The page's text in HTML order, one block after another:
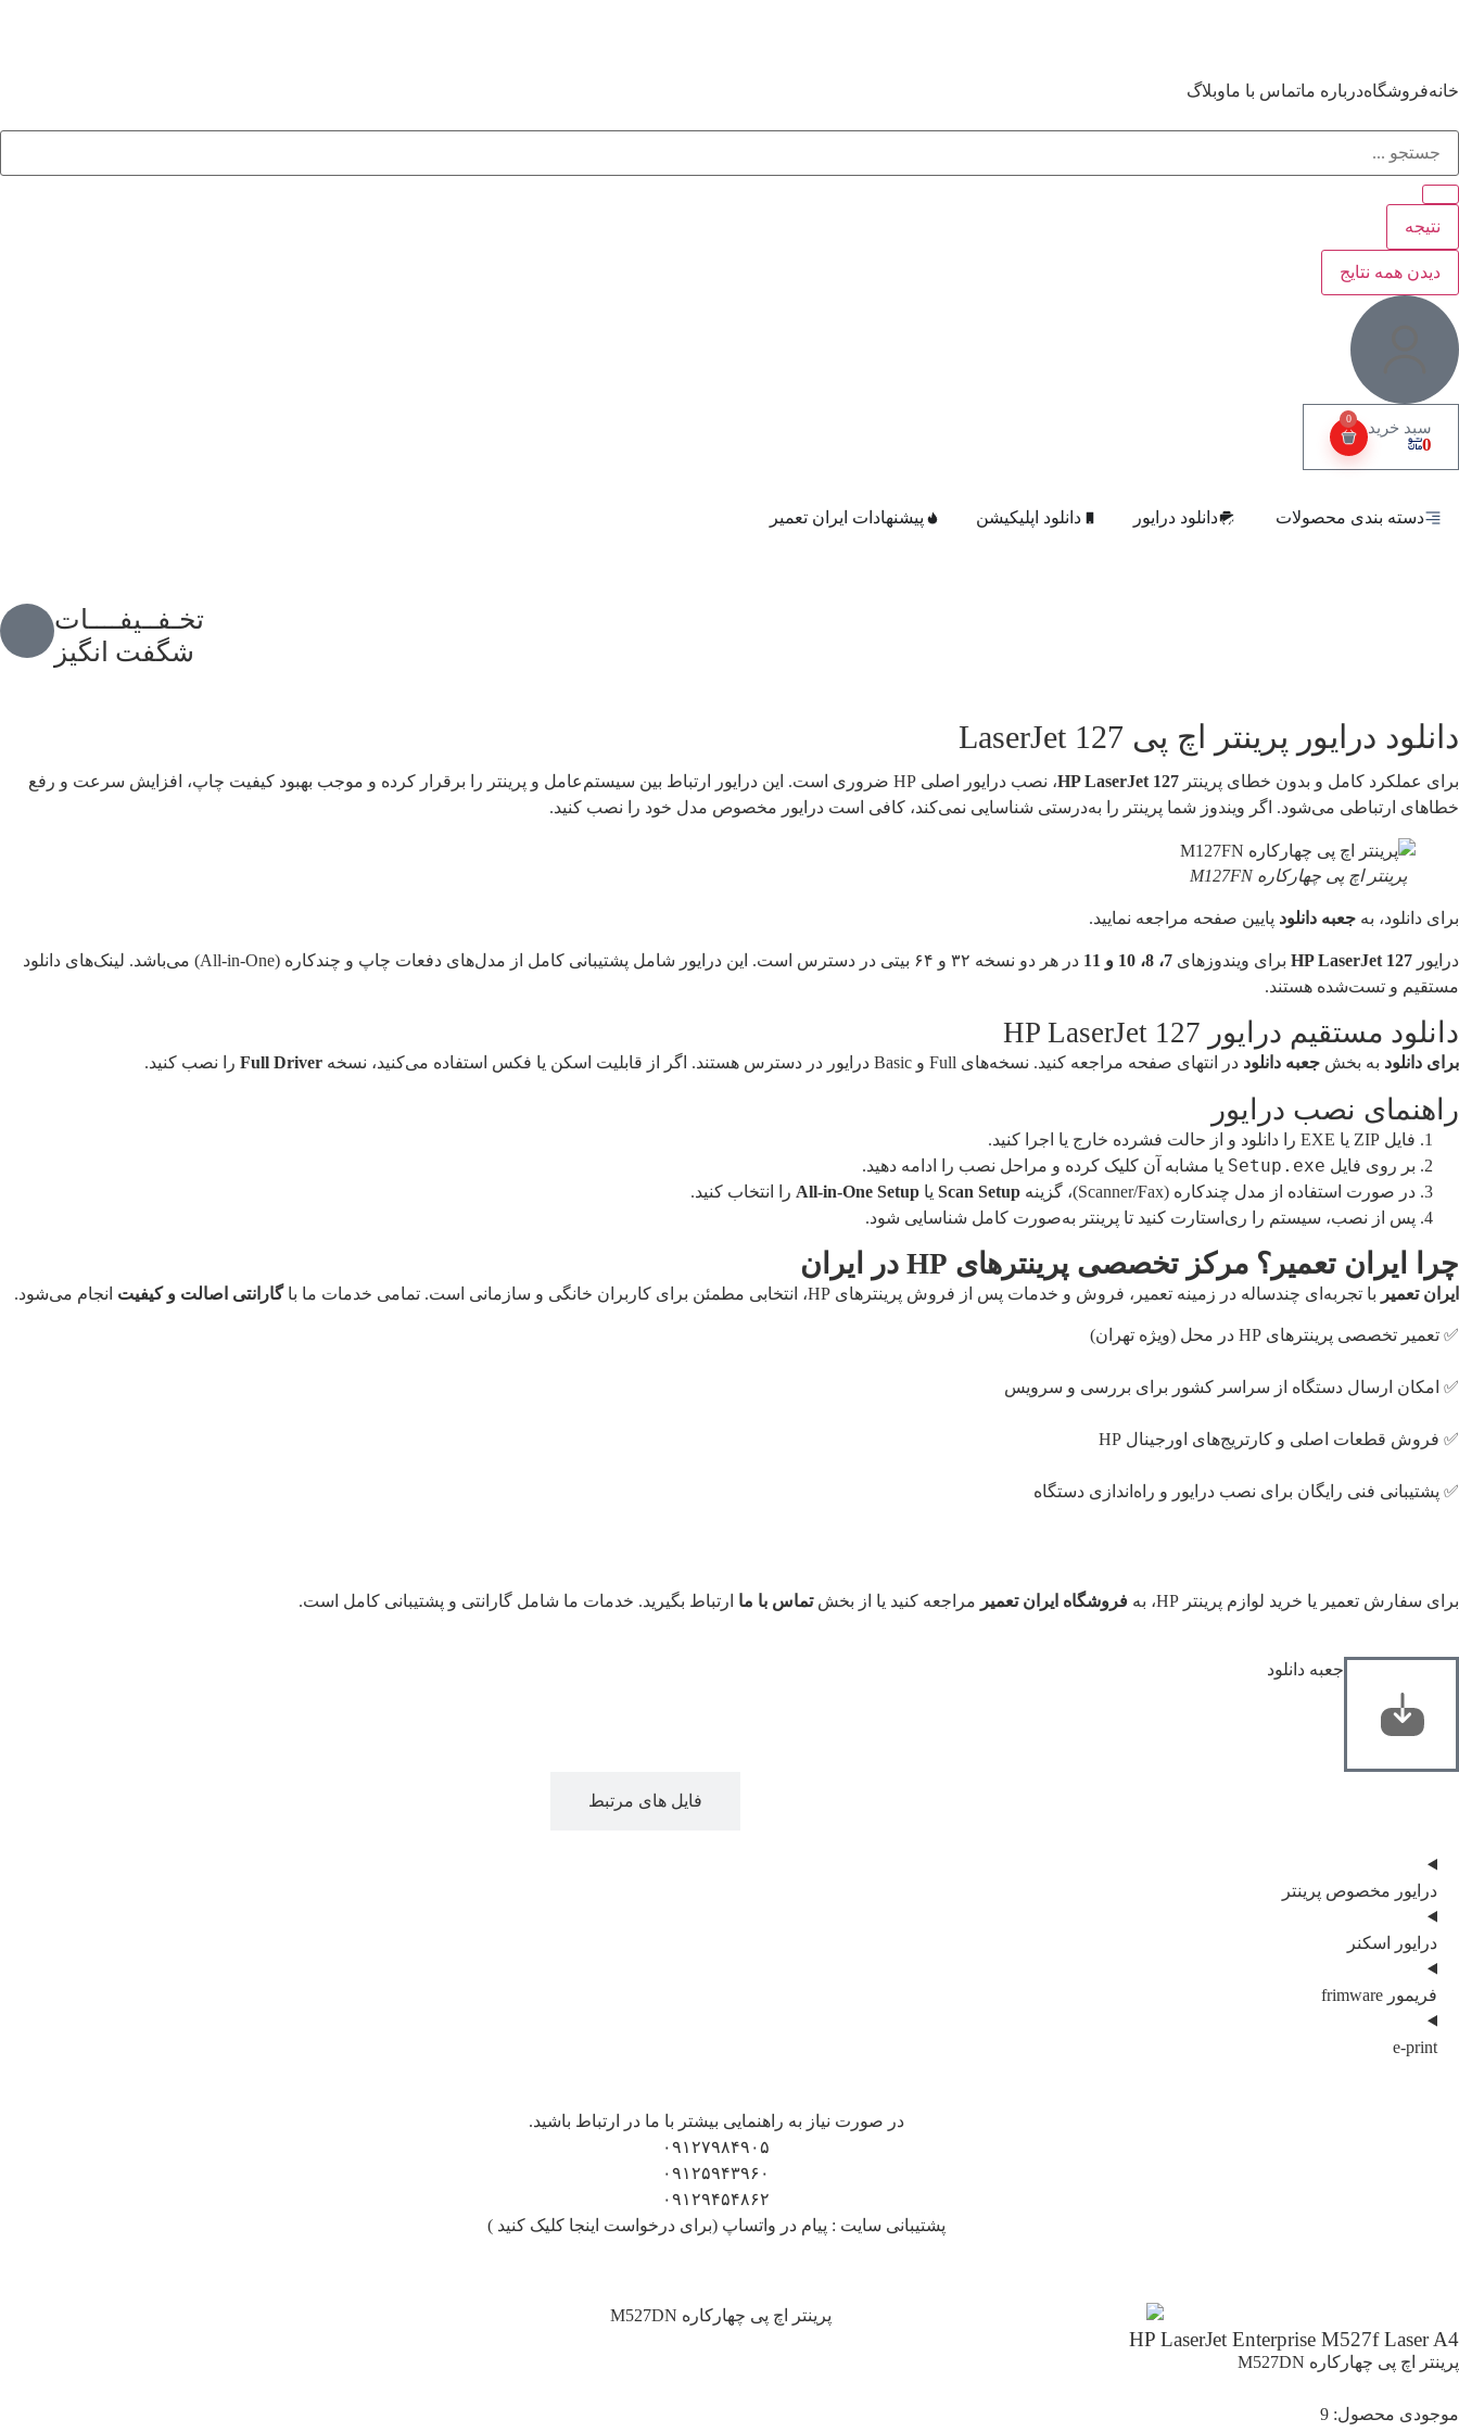
خانهفروشگاهدرباره ماتماس با ماوبلاگ
نتیجه
دیدن همه نتایج
0
0
دسته بندی محصولات دانلود درایور دانلود اپلیکیشن پیشنهادات ایران تعمیر
تخـفــیفــــات
شگفت انگیز
دانلود درایور پرینتر اچ‌ پی LaserJet 127
برای عملکرد کامل و بدون خطای پرینتر HP LaserJet 127
، نصب درایور اصلی HP ضروری است. این درایور ارتباط بین سیستم‌عامل و پرینتر را برقرار کرده و موجب بهبود کیفیت چاپ، افزایش سرعت و رفع
خطاهای ارتباطی می‌شود. اگر ویندوز شما پرینتر را به‌درستی شناسایی نمی‌کند، کافی است درایور مخصوص مدل خود را نصب کنید.
پرینتر اچ پی چهارکاره M127FN
برای دانلود، به جعبه دانلود پایین صفحه مراجعه نمایید.
درایور HP LaserJet 127 برای ویندوزهای 7، 8، 10 و 11
در هر دو نسخه ۳۲ و ۶۴ بیتی در دسترس است. این درایور شامل پشتیبانی کامل از مدل‌های دفعات چاپ و چندکاره (All-in-One) می‌باشد. لینک‌های دانلود
مستقیم و تست‌شده هستند.
دانلود مستقیم درایور HP LaserJet 127
برای دانلود به بخش جعبه دانلود در انتهای صفحه مراجعه کنید. نسخه‌های Full و Basic درایور در دسترس هستند. اگر از قابلیت اسکن یا فکس استفاده می‌کنید، نسخه Full Driver را نصب کنید.
راهنمای نصب درایور
فایل ZIP یا EXE را دانلود و از حالت فشرده خارج یا اجرا کنید.
بر روی فایل Setup.exe یا مشابه آن کلیک کرده و مراحل نصب را ادامه دهید.
در صورت استفاده از مدل چندکاره (Scanner/Fax)، گزینه
Scan Setup یا All-in-One Setup را انتخاب کنید.
پس از نصب، سیستم را ری‌استارت کنید تا پرینتر به‌صورت کامل شناسایی شود.
چرا ایران تعمیر؟ مرکز تخصصی پرینترهای HP در ایران
ایران تعمیر با تجربه‌ای چندساله در زمینه تعمیر، فروش و خدمات پس از فروش پرینترهای HP، انتخابی مطمئن برای کاربران خانگی و سازمانی است. تمامی خدمات ما با گارانتی اصالت و کیفیت انجام می‌شود.
✅ تعمیر تخصصی پرینترهای HP در محل (ویژه تهران)
✅ امکان ارسال دستگاه از سراسر کشور برای بررسی و سرویس
✅ فروش قطعات اصلی و کارتریج‌های اورجینال HP
✅ پشتیبانی فنی رایگان برای نصب درایور و راه‌اندازی دستگاه
برای سفارش تعمیر یا خرید لوازم پرینتر HP، به فروشگاه ایران تعمیر مراجعه کنید یا از بخشتماس با ما ارتباط بگیرید. خدمات ما شامل گارانتی و پشتیبانی کامل است.
جعبه دانلود
فایل های مرتبط
درایور مخصوص پرینتر
درایور اسکنر
فریمور frimware
e-print
در صورت نیاز به راهنمایی بیشتر با ما در ارتباط باشید.
۰۹۱۲۷۹۸۴۹۰۵
۰۹۱۲۵۹۴۳۹۶۰
۰۹۱۲۹۴۵۴۸۶۲
پشتیبانی سایت : پیام در واتساپ (برای درخواست اینجا کلیک کنید )
HP LaserJet Enterprise M527f Laser A4
پرینتر اچ پی چهارکاره M527DN
موجودی محصول: 9